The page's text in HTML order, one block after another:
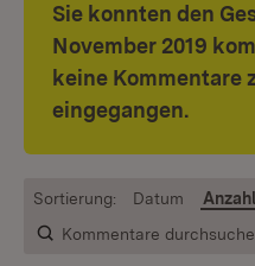
Sie konnten den
November 2019
keine Kommentare
eingegangen.
Kommentare
Sortierung: Datum